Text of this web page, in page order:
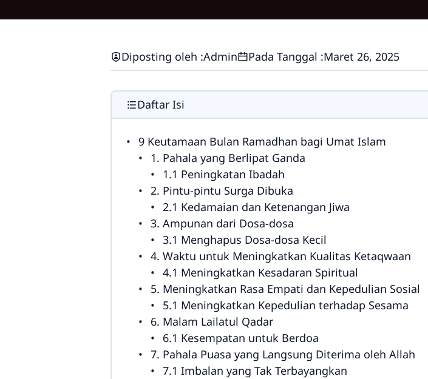
Diposting oleh :Admin Pada Tanggal :Maret 26, 2025
Daftar Isi
9 Keutamaan Bulan Ramadhan bagi Umat Islam
1. Pahala yang Berlipat Ganda
1.1 Peningkatan Ibadah
2. Pintu-pintu Surga Dibuka
2.1 Kedamaian dan Ketenangan Jiwa
3. Ampunan dari Dosa-dosa
3.1 Menghapus Dosa-dosa Kecil
4. Waktu untuk Meningkatkan Kualitas Ketaqwaan
4.1 Meningkatkan Kesadaran Spiritual
5. Meningkatkan Rasa Empati dan Kepedulian Sosial
5.1 Meningkatkan Kepedulian terhadap Sesama
6. Malam Lailatul Qadar
6.1 Kesempatan untuk Berdoa
7. Pahala Puasa yang Langsung Diterima oleh Allah
7.1 Imbalan yang Tak Terbayangkan